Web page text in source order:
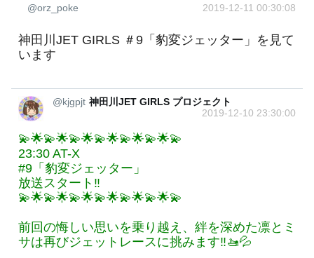
@orz_poke 2019-12-11 00:30:08
神田川JET GIRLS ＃9「豹変ジェッター」を見て
います
@kjgpjt 神田川JET GIRLS プロジェクト
2019-12-10 23:30:00
💫🌟💫🌟💫🌟💫🌟💫🌟💫🌟💫
23:30 AT-X
#9「豹変ジェッター」
放送スタート‼
💫🌟💫🌟💫🌟💫🌟💫🌟💫🌟💫
前回の悔しい思いを乗り越え、絆を深めた凛とミ
サは再びジェットレースに挑みます‼🚤💦